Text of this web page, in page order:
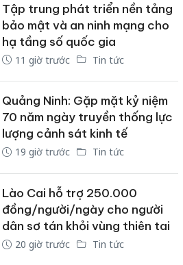
Tập trung phát triển nền tảng
bảo mật và an ninh mạng cho
hạ tầng số quốc gia
11 giờ trước Tin tức
Quảng Ninh: Gặp mặt kỷ niệm
70 năm ngày truyền thống lực
lượng cảnh sát kinh tế
19 giờ trước Tin tức
Lào Cai hỗ trợ 250.000
đồng/người/ngày cho người
dân sơ tán khỏi vùng thiên tai
20 giờ trước Tin tức